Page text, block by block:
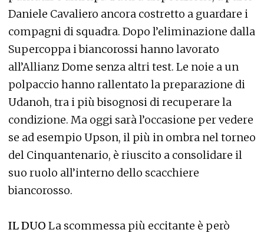
Daniele Cavaliero ancora costretto a guardare i
compagni di squadra. Dopo l’eliminazione dalla
Supercoppa i biancorossi hanno lavorato
all’Allianz Dome senza altri test. Le noie a un
polpaccio hanno rallentato la preparazione di
Udanoh, tra i più bisognosi di recuperare la
condizione. Ma oggi sarà l’occasione per vedere
se ad esempio Upson, il più in ombra nel torneo
del Cinquantenario, è riuscito a consolidare il
suo ruolo all’interno dello scacchiere
biancorosso.
IL DUO La scommessa più eccitante è però